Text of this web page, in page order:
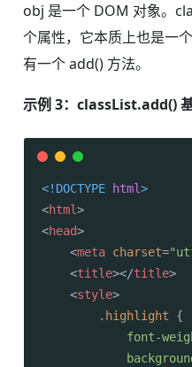
obj 是一个 DOM 对象。
个属性，它本质上也是一
有一个 add() 方法。
示例 3：classList.add()
<!DOCTYPE html>
<html>
<head>
<meta charset=
<title></title>
<style>
.highlight {
font-